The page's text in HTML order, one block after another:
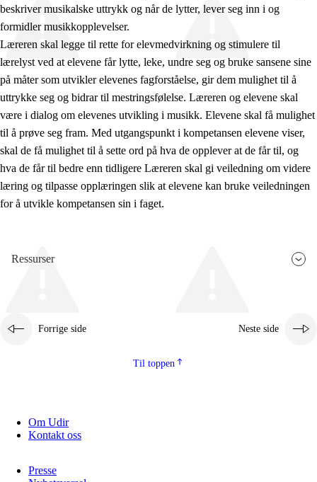
beskriver musikalske uttrykk og når de lytter, lever seg inn i og
formidler musikkopplevelser.
Læreren skal legge til rette for elevmedvirkning og stimulere til
lærelyst ved at elevene får lytte, leke, undre seg og bruke sansene sine
på måter som utvikler elevenes fagforståelse, gir dem mulighet til å
uttrykke seg og bidrar til mestringsfølelse. Læreren og elevene skal
være i dialog om elevenes utvikling i musikk. Elevene skal få mulighet
til å prøve seg fram. Med utgangspunkt i kompetansen elevene viser,
skal de få mulighet til å sette ord på hva de opplever at de får til, og
hva de får til bedre enn tidligere Læreren skal gi veiledning om videre
læring og tilpasse opplæringen slik at elevene kan bruke veiledningen
for å utvikle kompetansen sin i faget.
Ressurser
Forrige side Neste side
Til toppen
Om Udir
Kontakt oss
Presse